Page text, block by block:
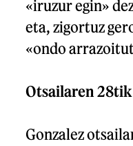
«iruzur egin»
eta, zigortuz
«ondo
Otsailaren
Gonzalez